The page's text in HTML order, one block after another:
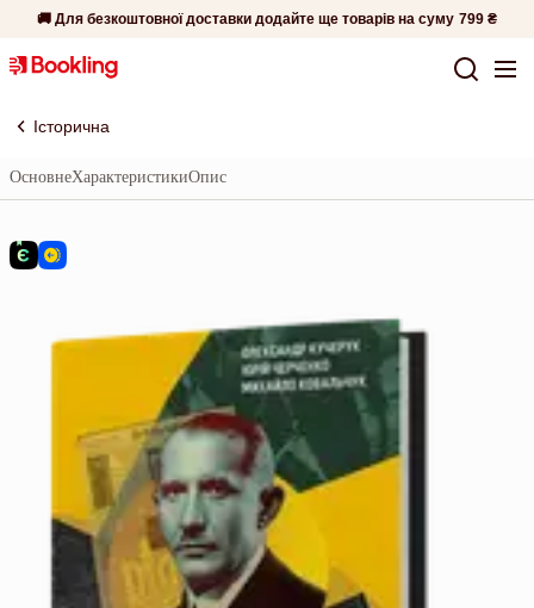
🚚 Для безкоштовної доставки додайте ще товарів на суму 799 ₴
Історична
ОсновнеХарактеристикиОпис